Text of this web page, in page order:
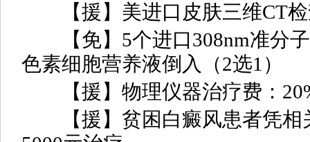
【援】美进口皮肤三维CT检
【免】5个进口308nm准分子
色素细胞营养液倒入（2选1）
【援】物理仪器治疗费：
【援】贫困白癜风患者凭相